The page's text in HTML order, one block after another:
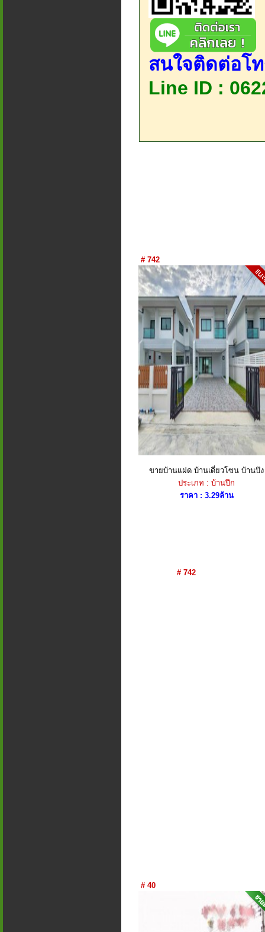
สนใจติดต่อโ
Line ID :
# 742
ขายบ้านแฝด บ้านเดี่ยวโซน บ้านบึง
ประเภท : บ้านปึก
ราคา : 3.29ล้าน
# 742
# 40